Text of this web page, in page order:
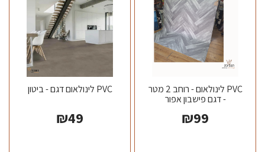
PVC לינולאום - רוחב 2 מטר
- דגם פישבון אפור
₪99
PVC לינולאום דגם - ביטון
₪49